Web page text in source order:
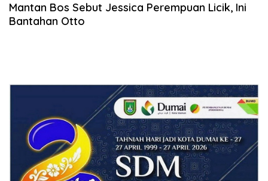
Mantan Bos Sebut Jessica Perempuan Licik, Ini
Bantahan Otto